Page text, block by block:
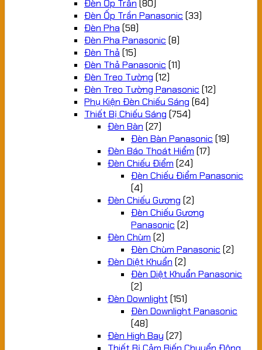
Đèn Ốp Trần (80)
Đèn Ốp Trần Panasonic (33)
Đèn Pha (58)
Đèn Pha Panasonic (8)
Đèn Thả (15)
Đèn Thả Panasonic (11)
Đèn Treo Tường (12)
Đèn Treo Tường Panasonic (12)
Phụ Kiện Đèn Chiếu Sáng (64)
Thiết Bị Chiếu Sáng (754)
Đèn Bàn (27)
Đèn Bàn Panasonic (19)
Đèn Báo Thoát Hiểm (17)
Đèn Chiếu Điểm (24)
Đèn Chiếu Điểm Panasonic
(4)
Đèn Chiếu Gương (2)
Đèn Chiếu Gương
Panasonic (2)
Đèn Chùm (2)
Đèn Chùm Panasonic (2)
Đèn Diệt Khuẩn (2)
Đèn Diệt Khuẩn Panasonic
(2)
Đèn Downlight (151)
Đèn Downlight Panasonic
(48)
Đèn High Bay (27)